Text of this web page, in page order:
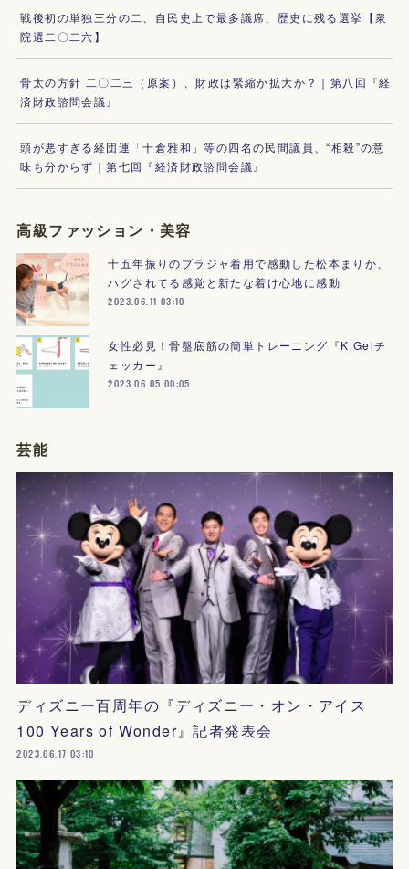
戦後初の単独三分の二、自民史上で最多議席、歴史に残る選挙【衆
院選二〇二六】
骨太の方針 二〇二三（原案）、財政は緊縮か拡大か？｜第八回『経
済財政諮問会議』
頭が悪すぎる経団連「十倉雅和」等の四名の民間議員、“相殺”の意
味も分からず｜第七回『経済財政諮問会議』
高級ファッション・美容
十五年振りのブラジャ着用で感動した松本まりか、
ハグされてる感覚と新たな着け心地に感動
2023.06.11 03:10
女性必見！骨盤底筋の簡単トレーニング『K Gelチ
ェッカー』
2023.06.05 00:05
芸能
ディズニー百周年の『ディズニー・オン・アイス
100 Years of Wonder』記者発表会
2023.06.17 03:10